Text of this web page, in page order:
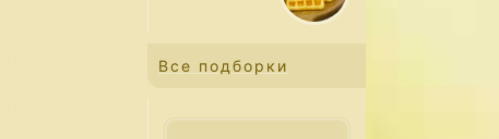
Все подборки